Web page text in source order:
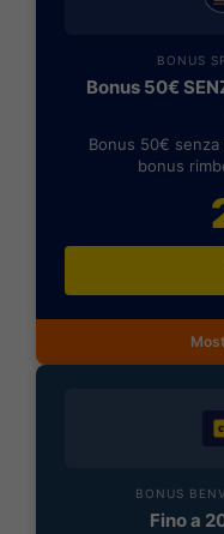
BONUS
Bonus 50€
Bonus 50€
bonus
BONUS
Fino a